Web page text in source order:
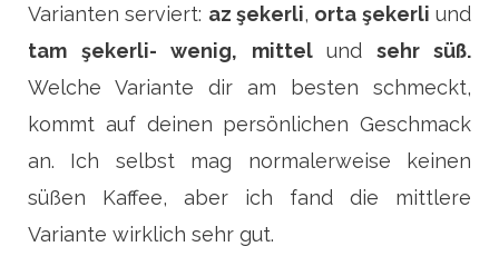
Varianten serviert: az şekerli, orta şekerli und
tam şekerli- wenig, mittel und sehr süß.
Welche Variante dir am besten schmeckt,
kommt auf deinen persönlichen Geschmack
an. Ich selbst mag normalerweise keinen
süßen Kaffee, aber ich fand die mittlere
Variante wirklich sehr gut.